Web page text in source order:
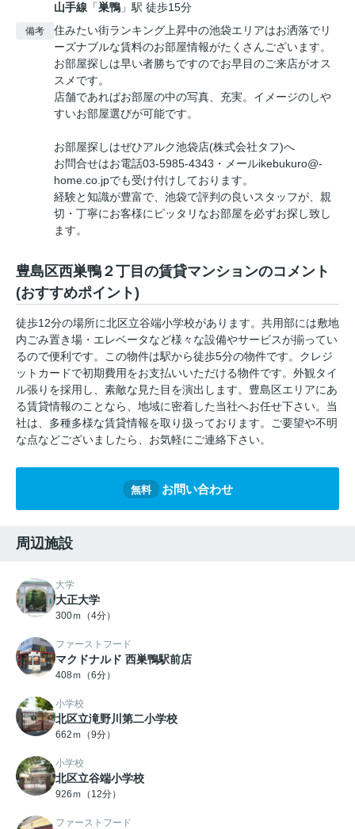
山手線 「巣鴨 」駅 徒歩15分
備考
住みたい街ランキング上昇中の池袋エリアはお洒落でリ
ーズナブルな賃料のお部屋情報がたくさんございます。
お部屋探しは早い者勝ちですのでお早目のご来店がオス
スメです。
店舗であればお部屋の中の写真、充実。イメージのしや
すいお部屋選びが可能です。
お部屋探しはぜひアルク池袋店(株式会社タフ)へ
お問合せはお電話03-5985-4343・メールikebukuro@-
home.co.jpでも受け付けしております。
経験と知識が豊富で、池袋で評判の良いスタッフが、親
切・丁寧にお客様にピッタリなお部屋を必ずお探し致し
ます。
豊島区西巣鴨２丁目の賃貸マンションのコメント
(おすすめポイント)
徒歩12分の場所に北区立谷端小学校があります。共用部には敷地
内ごみ置き場・エレベータなど様々な設備やサービスが揃ってい
るので便利です。この物件は駅から徒歩5分の物件です。クレジ
ットカードで初期費用をお支払いいただける物件です。外観タイ
ル張りを採用し、素敵な見た目を演出します。豊島区エリアにあ
る賃貸情報のことなら、地域に密着した当社へお任せ下さい。当
社は、多種多様な賃貸情報を取り扱っております。ご要望や不明
な点などございましたら、お気軽にご連絡下さい。
無料 お問い合わせ
周辺施設
大学
大正大学
300ｍ（4分）
ファーストフード
マクドナルド 西巣鴨駅前店
408ｍ（6分）
小学校
北区立滝野川第二小学校
662ｍ（9分）
小学校
北区立谷端小学校
926ｍ（12分）
ファーストフード